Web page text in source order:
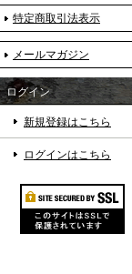
特定商取引法表示
メールマガジン
ログイン
新規登録はこちら
ログインはこちら